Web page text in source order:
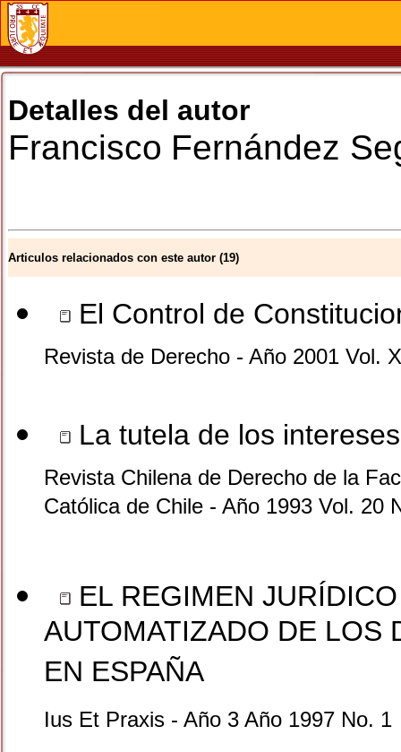
Detalles del autor
Francisco Fernández
Articulos relacionados con este autor (19)
El Control de
Revista de Derecho - Año 2001 Vol.
La tutela de los
Revista Chilena de Derecho de la
Católica de Chile - Año 1993 Vol. 20
EL REGIMEN
AUTOMATIZADO DE LOS
EN ESPAÑA
Ius Et Praxis - Año 3 Año 1997 No. 1